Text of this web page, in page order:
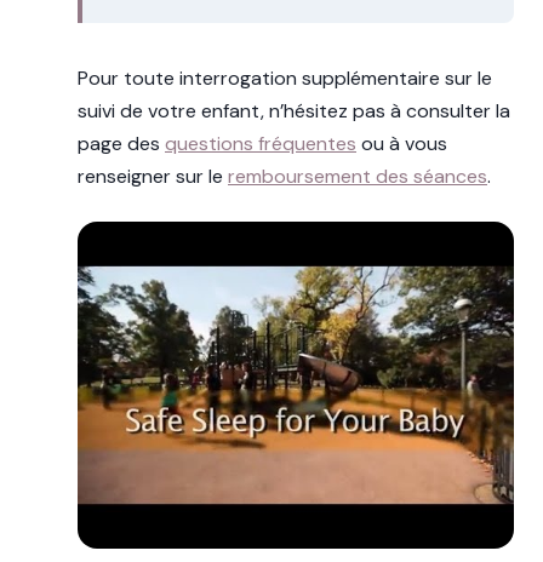
Pour toute interrogation supplémentaire sur le
suivi de votre enfant, n’hésitez pas à consulter la
page des questions fréquentes ou à vous
renseigner sur le remboursement des séances.